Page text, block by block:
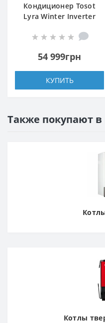
Кондиционер Tosot
Lyra Winter Inverter
54 999грн
КУПИТЬ
Также покупают в
Котлы